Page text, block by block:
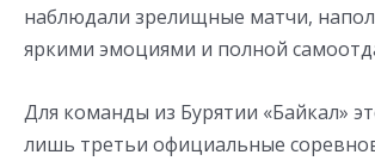
наблюдали зрелищные матчи,
яркими эмоциями и полной
Для команды из Бурятии «Байкал»
лишь третьи официальные